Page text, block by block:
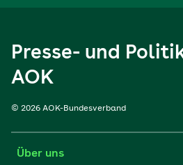
Presse- und
AOK
© 2026 AOK-Bundesverband
Über uns